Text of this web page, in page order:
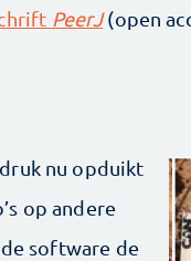
PeerJ(open
nu opduikt
op andere
software de